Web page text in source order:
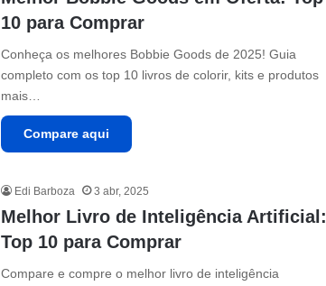
10 para Comprar
Conheça os melhores Bobbie Goods de 2025! Guia
completo com os top 10 livros de colorir, kits e produtos
mais…
Compare aqui
Edi Barboza 3 abr, 2025
Melhor Livro de Inteligência Artificial:
Top 10 para Comprar
Compare e compre o melhor livro de inteligência